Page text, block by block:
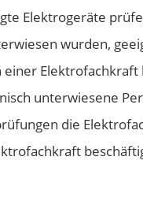
Elektrogeräte
wurden,
unterwiesene
die